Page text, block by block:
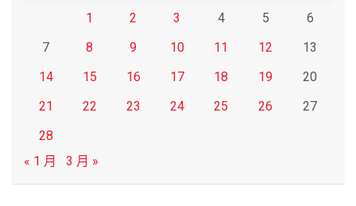
1 2 3 4 5
6
7
8 9 10 11 12
13
14
15 16 17 18 19
20
21
22 23 24 25 26
27
28
« 1 月
3 月 »